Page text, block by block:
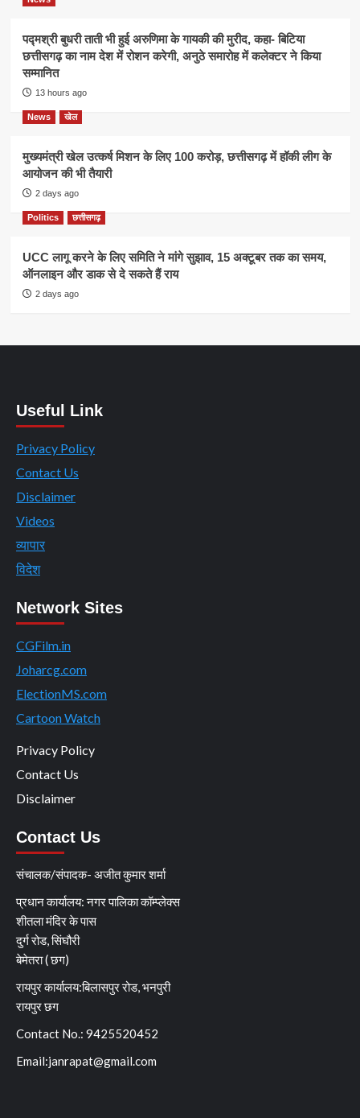
पद्मश्री बुधरी ताती भी हुई अरुणिमा के गायकी की मुरीद, कहा- बिटिया
छत्तीसगढ़ का नाम देश में रोशन करेगी, अनुठे समारोह में कलेक्टर ने किया
सम्मानित
13 hours ago
News खेल
मुख्यमंत्री खेल उत्कर्ष मिशन के लिए 100 करोड़, छत्तीसगढ़ में हॉकी लीग के
आयोजन की भी तैयारी
2 days ago
Politics छत्तीसगढ़
UCC लागू करने के लिए समिति ने मांगे सुझाव, 15 अक्टूबर तक का समय,
ऑनलाइन और डाक से दे सकते हैं राय
2 days ago
Useful Link
Privacy Policy
Contact Us
Disclaimer
Videos
व्यापार
विदेश
Network Sites
CGFilm.in
Joharcg.com
ElectionMS.com
Cartoon Watch
Privacy Policy
Contact Us
Disclaimer
Contact Us
संचालक/संपादक- अजीत कुमार शर्मा
प्रधान कार्यालय: नगर पालिका कॉम्प्लेक्स
शीतला मंदिर के पास
दुर्ग रोड, सिंघौरी
बेमेतरा ( छग)
रायपुर कार्यालय:बिलासपुर रोड, भनपुरी
रायपुर छग
Contact No.: 9425520452
Email:janrapat@gmail.com